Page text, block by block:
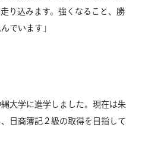
り込みます。強くなること、勝
でいます」
大学に進学しました。現在は朱
日商簿記２級の取得を目指して